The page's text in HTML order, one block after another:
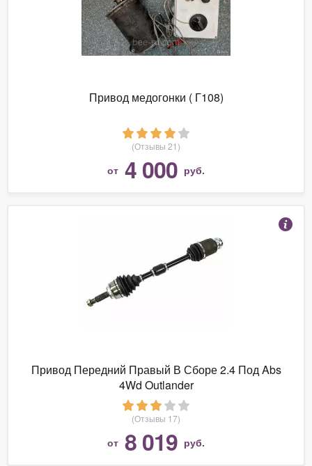
Привод медогонки ( Г108)
(Отзывы 21)
от 4 000 руб.
Привод Передний Правый В Сборе 2.4 Под Abs
4Wd Outlander
(Отзывы 17)
от 8 019 руб.